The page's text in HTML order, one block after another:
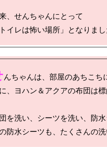
、せんちゃんにとって
んちゃんは、部屋のあちこち
、ヨハン＆アクアの布団は標
を洗い、シーツを洗い、防